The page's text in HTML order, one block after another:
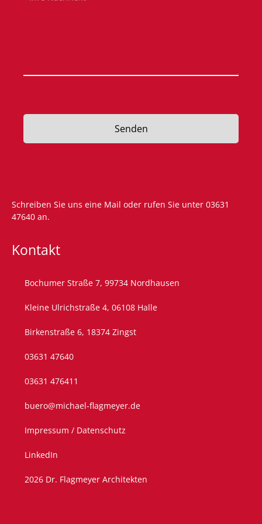
Senden
Schreiben Sie uns eine Mail oder rufen Sie unter 03631
47640 an.
Kontakt
Bochumer Straße 7, 99734 Nordhausen
Kleine Ulrichstraße 4, 06108 Halle
Birkenstraße 6, 18374 Zingst
03631 47640
03631 476411
buero@michael-flagmeyer.de
Impressum / Datenschutz
LinkedIn
2026 Dr. Flagmeyer Architekten